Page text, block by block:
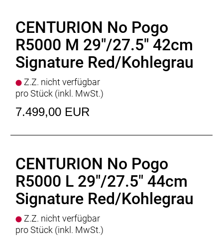
CENTURION No Pogo
R5000 M 29"/27.5" 42cm
Signature Red/Kohlegrau
Z.Z. nicht verfügbar
pro Stück (inkl. MwSt.)
7.499,00 EUR
CENTURION No Pogo
R5000 L 29"/27.5" 44cm
Signature Red/Kohlegrau
Z.Z. nicht verfügbar
pro Stück (inkl. MwSt.)